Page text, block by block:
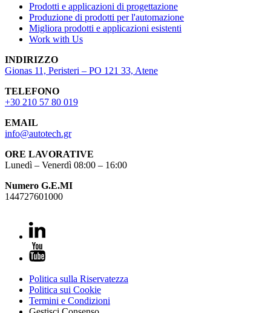
Prodotti e applicazioni di progettazione
Produzione di prodotti per l'automazione
Migliora prodotti e applicazioni esistenti
Work with Us
INDIRIZZO
Gionas 11, Peristeri – PO 121 33, Atene
TELEFONO
+30 210 57 80 019
EMAIL
info@autotech.gr
ORE LAVORATIVE
Lunedì – Venerdì 08:00 – 16:00
Numero G.E.MI
144727601000
Politica sulla Riservatezza
Politica sui Cookie
Termini e Condizioni